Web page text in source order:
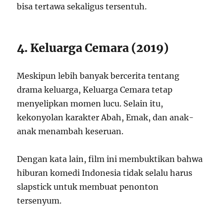
bisa tertawa sekaligus tersentuh.
4. Keluarga Cemara (2019)
Meskipun lebih banyak bercerita tentang
drama keluarga, Keluarga Cemara tetap
menyelipkan momen lucu. Selain itu,
kekonyolan karakter Abah, Emak, dan anak-
anak menambah keseruan.
Dengan kata lain, film ini membuktikan bahwa
hiburan komedi Indonesia tidak selalu harus
slapstick untuk membuat penonton
tersenyum.